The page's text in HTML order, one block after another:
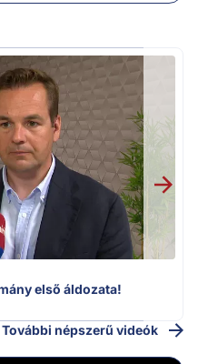
első áldozata!
További népszerű videók